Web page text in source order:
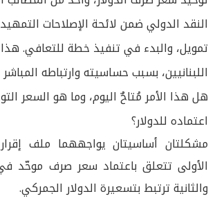
النقد الدولي ضمن لائحة الإصلاحات
تمويل، والبدء في تنفيذ خطة للتعافي.
اللبنانيين، بسبب حساسيته وارتباطه
هل هذا الأمر مُتاحٌ اليوم، وما هو السعر
اعتماده للدولار؟
الأولى تتعلق باعتماد سعر صرف موحّد في
والثانية ترتبط بتسعيرة الدولار الجمركي.